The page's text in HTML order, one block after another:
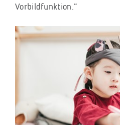
Vorbildfunktion.“